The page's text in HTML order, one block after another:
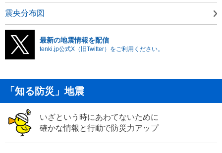
震央分布図
最新の地震情報を配信
tenki.jp公式X（旧Twitter）をご利用ください。
「知る防災」地震
いざという時にあわてないために
確かな情報と行動で防災力アップ